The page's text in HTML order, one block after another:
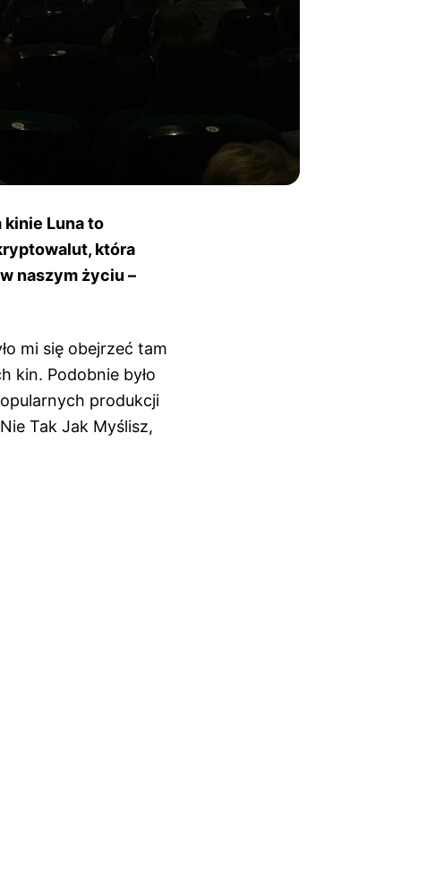
kinie Luna to
która
naszym życiu –
mi się obejrzeć tam
kin. Podobnie było
produkcji
Tak Jak Myślisz,